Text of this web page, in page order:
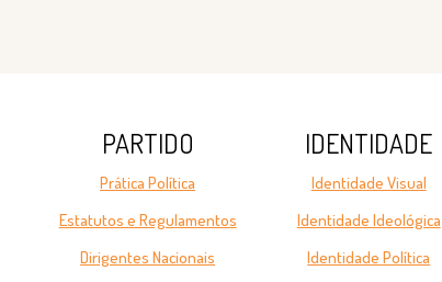
PARTIDO
Prática Política
Estatutos e Regulamentos
Dirigentes Nacionais
IDENTIDADE
Identidade Visual
Identidade Ideológica
Identidade Política